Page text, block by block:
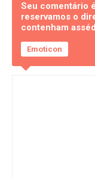
Seu comentário
reservamos o
contenham
Emoticon